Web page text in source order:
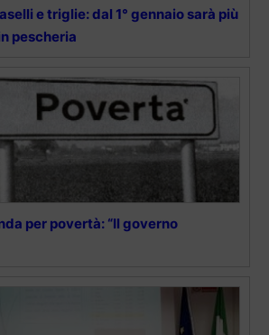
e triglie: dal 1° gennaio sarà più
pescheria
per povertà: “Il governo